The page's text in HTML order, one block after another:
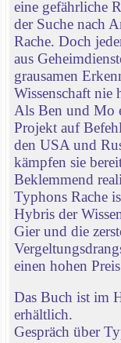
eine gefährliche
der Suche nach
Rache. Doch
aus
grausamen
Wissenschaft nie
Als Ben und Mo
Projekt auf
den USA und
kämpfen sie
Beklemmend
Typhons Rache
Hybris der
Gier und die
einen hohen
Das Buch ist im
erhältlich.
Gespräch über